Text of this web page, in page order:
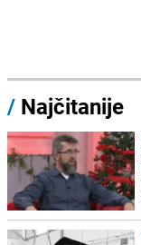
/ Najčitanije